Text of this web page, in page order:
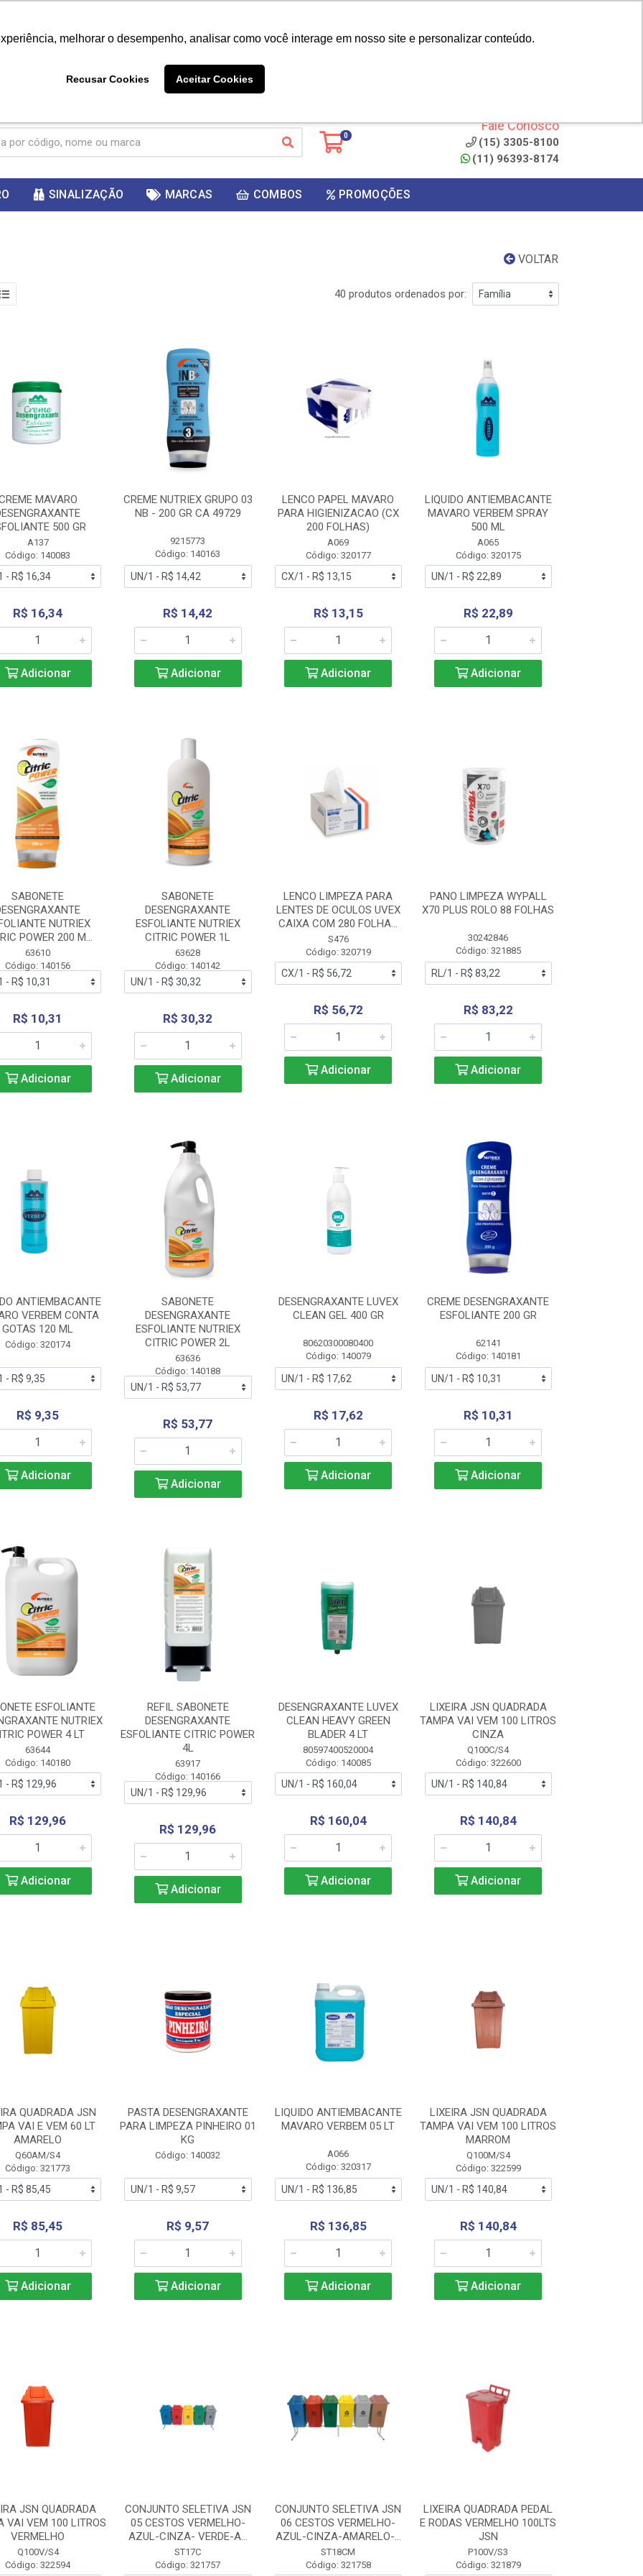
melhorar o desempenho, analisar como você interage em nosso site e personalizar conteúdo.
Recusar Cookies Aceitar Cookies
ganhar
0
Fale Conosco
(15) 3305-8100
(11) 96393-8174
SINALIZAÇÃO MARCAS COMBOS PROMOÇÕES
VOLTAR
40 produtos ordenados por:
MAVARO
500 GR
A137
Código: 140083
R$ 16,34
Adicionar
CREME NUTRIEX GRUPO 03
NB - 200 GR CA 49729
9215773
Código: 140163
R$ 14,42
Adicionar
LENCO PAPEL MAVARO
PARA HIGIENIZACAO (CX
200 FOLHAS)
A069
Código: 320177
R$ 13,15
Adicionar
LIQUIDO ANTIEMBACANTE
MAVARO VERBEM SPRAY
500 ML
A065
Código: 320175
R$ 22,89
Adicionar
SABONETE
NUTRIEX
POWER 200 M...
63610
Código: 140156
R$ 10,31
Adicionar
SABONETE
DESENGRAXANTE
ESFOLIANTE NUTRIEX
CITRIC POWER 1L
63628
Código: 140142
R$ 30,32
Adicionar
LENCO LIMPEZA PARA
LENTES DE OCULOS UVEX
CAIXA COM 280 FOLHA...
S476
Código: 320719
R$ 56,72
Adicionar
PANO LIMPEZA WYPALL
X70 PLUS ROLO 88 FOLHAS
30242846
Código: 321885
R$ 83,22
Adicionar
ANTIEMBACANTE
VERBEM CONTA
GOTAS 120 ML
Código: 320174
R$ 9,35
Adicionar
SABONETE
DESENGRAXANTE
ESFOLIANTE NUTRIEX
CITRIC POWER 2L
63636
Código: 140188
R$ 53,77
Adicionar
DESENGRAXANTE LUVEX
CLEAN GEL 400 GR
80620300080400
Código: 140079
R$ 17,62
Adicionar
CREME DESENGRAXANTE
ESFOLIANTE 200 GR
62141
Código: 140181
R$ 10,31
Adicionar
ESFOLIANTE
NUTRIEX
POWER 4 LT
63644
Código: 140180
R$ 129,96
Adicionar
REFIL SABONETE
DESENGRAXANTE
ESFOLIANTE CITRIC POWER
4L
63917
Código: 140166
R$ 129,96
Adicionar
DESENGRAXANTE LUVEX
CLEAN HEAVY GREEN
BLADER 4 LT
80597400520004
Código: 140085
R$ 160,04
Adicionar
LIXEIRA JSN QUADRADA
TAMPA VAI VEM 100 LITROS
CINZA
Q100C/S4
Código: 322600
R$ 140,84
Adicionar
QUADRADA JSN
VAI E VEM 60 LT
AMARELO
Q60AM/S4
Código: 321773
R$ 85,45
Adicionar
PASTA DESENGRAXANTE
PARA LIMPEZA PINHEIRO 01
KG
Código: 140032
R$ 9,57
Adicionar
LIQUIDO ANTIEMBACANTE
MAVARO VERBEM 05 LT
A066
Código: 320317
R$ 136,85
Adicionar
LIXEIRA JSN QUADRADA
TAMPA VAI VEM 100 LITROS
MARROM
Q100M/S4
Código: 322599
R$ 140,84
Adicionar
JSN QUADRADA
VAI VEM 100 LITROS
VERMELHO
Q100V/S4
Código: 322594
CONJUNTO SELETIVA JSN
05 CESTOS VERMELHO-
AZUL-CINZA- VERDE-A...
ST17C
Código: 321757
CONJUNTO SELETIVA JSN
06 CESTOS VERMELHO-
AZUL-CINZA-AMARELO-...
ST18CM
Código: 321758
LIXEIRA QUADRADA PEDAL
E RODAS VERMELHO 100LTS
JSN
P100V/S3
Código: 321879